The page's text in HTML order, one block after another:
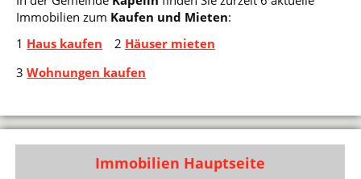
Immobilien zum Kaufen und Mieten:
1 Haus kaufen 2 Häuser mieten
3Wohnungen kaufen
Immobilien Hauptseite